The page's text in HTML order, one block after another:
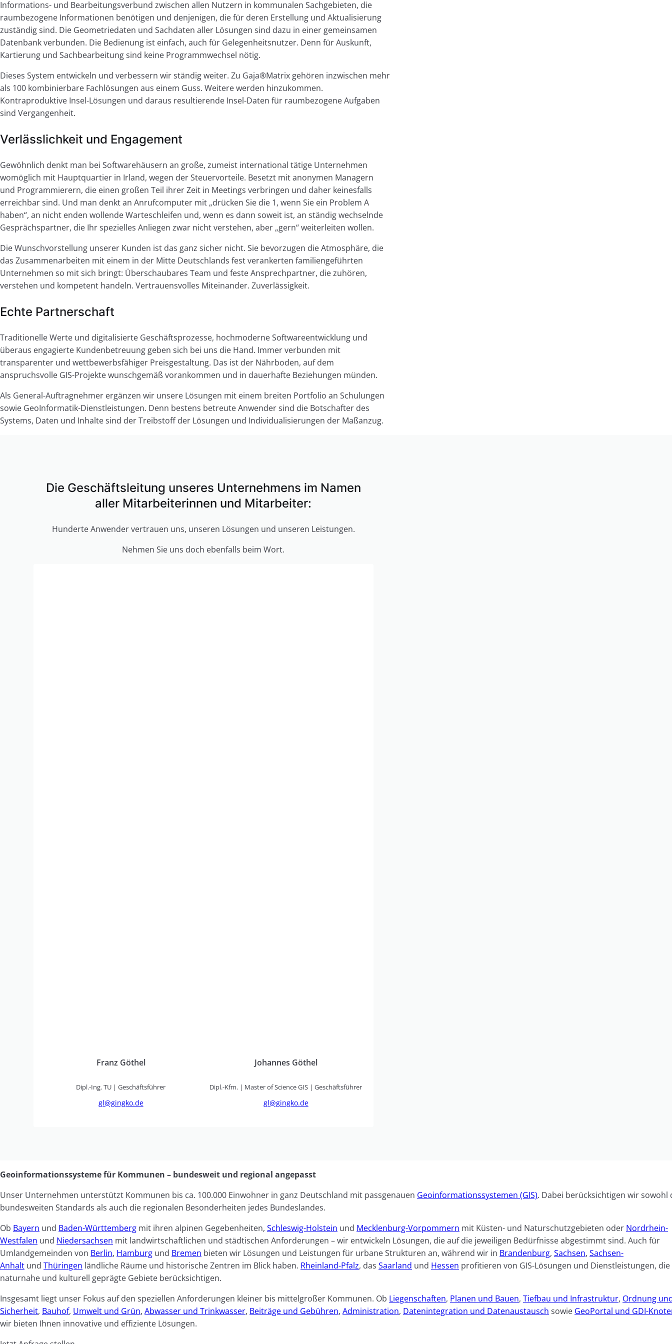
Informations- und Bearbeitungsverbund zwischen allen Nutzern in kommunalen Sachgebieten, die
raumbezogene Informationen benötigen und denjenigen, die für deren Erstellung und Aktualisierung
zuständig sind. Die Geometriedaten und Sachdaten aller Lösungen sind dazu in einer gemeinsamen
Datenbank verbunden. Die Bedienung ist einfach, auch für Gelegenheitsnutzer. Denn für Auskunft,
Kartierung und Sachbearbeitung sind keine Programmwechsel nötig.
Dieses System entwickeln und verbessern wir ständig weiter. Zu Gaja®Matrix gehören inzwischen mehr
als 100 kombinierbare Fachlösungen aus einem Guss. Weitere werden hinzukommen.
Kontraproduktive Insel-Lösungen und daraus resultierende Insel-Daten für raumbezogene Aufgaben
sind Vergangenheit.
Verlässlichkeit und Engagement
Gewöhnlich denkt man bei Softwarehäusern an große, zumeist international tätige Unternehmen
womöglich mit Hauptquartier in Irland, wegen der Steuervorteile. Besetzt mit anonymen Managern
und Programmierern, die einen großen Teil ihrer Zeit in Meetings verbringen und daher keinesfalls
erreichbar sind. Und man denkt an Anrufcomputer mit „drücken Sie die 1, wenn Sie ein Problem A
haben“, an nicht enden wollende Warteschleifen und, wenn es dann soweit ist, an ständig wechselnde
Gesprächspartner, die Ihr spezielles Anliegen zwar nicht verstehen, aber „gern“ weiterleiten wollen.
Die Wunschvorstellung unserer Kunden ist das ganz sicher nicht. Sie bevorzugen die Atmosphäre, die
das Zusammenarbeiten mit einem in der Mitte Deutschlands fest verankerten familiengeführten
Unternehmen so mit sich bringt: Überschaubares Team und feste Ansprechpartner, die zuhören,
verstehen und kompetent handeln. Vertrauensvolles Miteinander. Zuverlässigkeit.
Echte Partnerschaft
Traditionelle Werte und digitalisierte Geschäftsprozesse, hochmoderne Softwareentwicklung und
überaus engagierte Kundenbetreuung geben sich bei uns die Hand. Immer verbunden mit
transparenter und wettbewerbsfähiger Preisgestaltung. Das ist der Nährboden, auf dem
anspruchsvolle GIS-Projekte wunschgemäß vorankommen und in dauerhafte Beziehungen münden.
Als General-Auftragnehmer ergänzen wir unsere Lösungen mit einem breiten Portfolio an Schulungen
sowie GeoInformatik-Dienstleistungen. Denn bestens betreute Anwender sind die Botschafter des
Systems, Daten und Inhalte sind der Treibstoff der Lösungen und Individualisierungen der Maßanzug.
Die Geschäftsleitung unseres Unternehmens im Namen
aller Mitarbeiterinnen und Mitarbeiter:
Hunderte Anwender vertrauen uns, unseren Lösungen und unseren Leistungen.
Nehmen Sie uns doch ebenfalls beim Wort.
Franz Göthel
Dipl.-Ing. TU | Geschäftsführer
gl@gingko.de
Johannes Göthel
Dipl.-Kfm. | Master of Science GIS | Geschäftsführer
gl@gingko.de
Geoinformationssysteme für Kommunen – bundesweit und regional angepasst
Unser Unternehmen unterstützt Kommunen bis ca. 100.000 Einwohner in ganz Deutschland mit passgenauen Geoinformationssystemen (GIS). Dabei berücksichtigen wir sowohl
bundesweiten Standards als auch die regionalen Besonderheiten jedes Bundeslandes.
Ob Bayern und Baden-Württemberg mit ihren alpinen Gegebenheiten, Schleswig-Holstein und Mecklenburg-Vorpommern mit Küsten- und Naturschutzgebieten oder Nordrhein-
Westfalen und Niedersachsen mit landwirtschaftlichen und städtischen Anforderungen – wir entwickeln Lösungen, die auf die jeweiligen Bedürfnisse abgestimmt sind. Auch für
Umlandgemeinden von Berlin, Hamburg und Bremen bieten wir Lösungen und Leistungen für urbane Strukturen an, während wir in Brandenburg, Sachsen, Sachsen-
Anhalt und Thüringen ländliche Räume und historische Zentren im Blick haben. Rheinland-Pfalz, das Saarland und Hessen profitieren von GIS-Lösungen und Dienstleistungen, die
naturnahe und kulturell geprägte Gebiete berücksichtigen.
Insgesamt liegt unser Fokus auf den speziellen Anforderungen kleiner bis mittelgroßer Kommunen. Ob Liegenschaften, Planen und Bauen, Tiefbau und Infrastruktur, Ordnung
Sicherheit, Bauhof, Umwelt und Grün, Abwasser und Trinkwasser, Beiträge und Gebühren, Administration, Datenintegration und Datenaustausch sowie GeoPortal und GDI-
wir bieten Ihnen innovative und effiziente Lösungen.